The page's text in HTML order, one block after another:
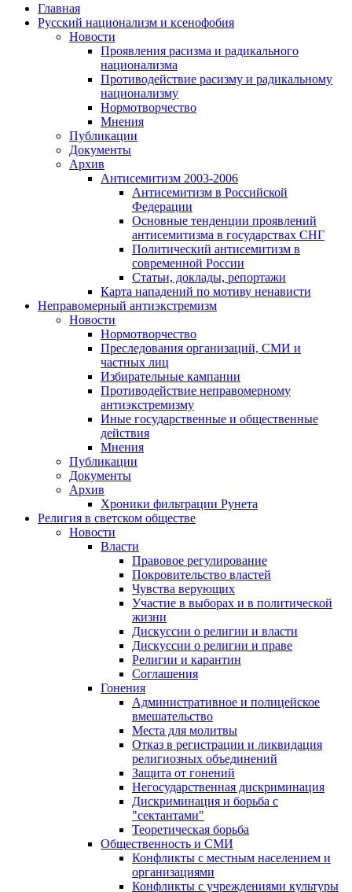
Главная
Русский национализм и ксенофобия
Новости
Проявления расизма и радикального
национализма
Противодействие расизму и радикальному
национализму
Нормотворчество
Мнения
Публикации
Документы
Архив
Антисемитизм 2003-2006
Антисемитизм в Российской
Федерации
Основные тенденции проявлений
антисемитизма в государствах СНГ
Политический антисемитизм в
современной России
Статьи, доклады, репортажи
Карта нападений по мотиву ненависти
Неправомерный антиэкстремизм
Новости
Нормотворчество
Преследования организаций, СМИ и
частных лиц
Избирательные кампании
Противодействие неправомерному
антиэкстремизму
Иные государственные и общественные
действия
Мнения
Публикации
Документы
Архив
Хроники фильтрации Рунета
Религия в светском обществе
Новости
Власти
Правовое регулирование
Покровительство властей
Чувства верующих
Участие в выборах и в политической
жизни
Дискуссии о религии и власти
Дискуссии о религии и праве
Религии и карантин
Соглашения
Гонения
Административное и полицейское
вмешательство
Места для молитвы
Отказ в регистрации и ликвидация
религиозных объединений
Защита от гонений
Негосударственная дискриминация
Дискриминация и борьба с
"сектантами"
Теоретическая борьба
Общественность и СМИ
Конфликты с местным населением и
организациями
Конфликты с учреждениями культуры